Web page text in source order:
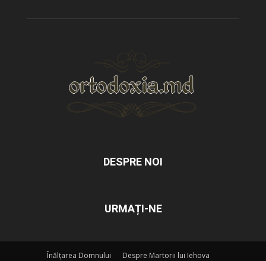
DESPRE NOI
URMAȚI-NE
Înălțarea Domnului Despre Martorii lui Iehova